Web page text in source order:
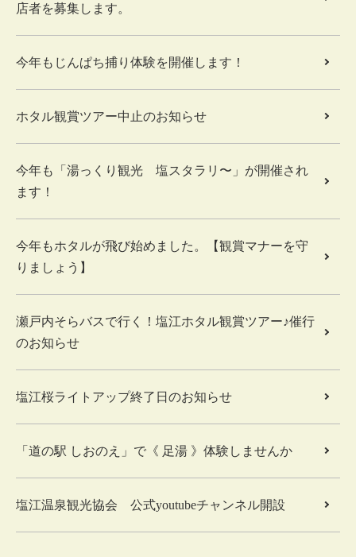
店者を募集します。
今年もじんぱち捕り体験を開催します！
ホタル観賞ツアー中止のお知らせ
今年も「湯っくり観光 塩スタラリ〜」が開催され
ます！
今年もホタルが飛び始めました。【観賞マナーを守
りましょう】
瀬戸内そらバスで行く！塩江ホタル観賞ツアー♪催行
のお知らせ
塩江桜ライトアップ終了日のお知らせ
「道の駅 しおのえ」で《 足湯 》体験しませんか
塩江温泉観光協会 公式youtubeチャンネル開設